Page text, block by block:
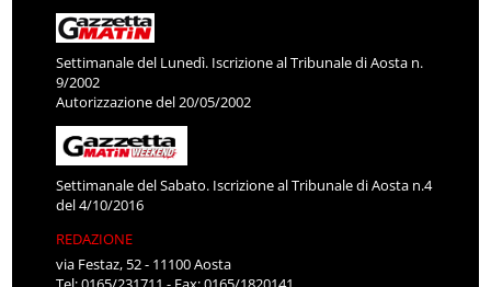
Settimanale del Lunedì. Iscrizione al Tribunale di Aosta n.
9/2002
Autorizzazione del 20/05/2002
Settimanale del Sabato. Iscrizione al Tribunale di Aosta n.4
del 4/10/2016
REDAZIONE
via Festaz, 52 - 11100 Aosta